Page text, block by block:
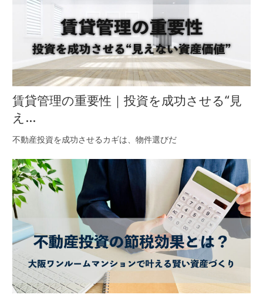
賃貸管理の重要性｜投資を成功させる“見
え...
不動産投資を成功させるカギは、物件選びだ